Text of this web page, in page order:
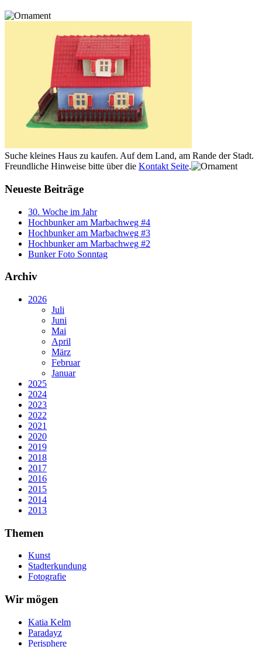
Suche kleines Haus zu kaufen. Auf dem Land, am Rande der Stadt.
Freundliche Hinweise bitte über die Kontakt Seite.
Neueste Beiträge
30. Woche im Jahr
Hochbunker am Marbachweg #4
Hochbunker am Marbachweg #3
Hochbunker am Marbachweg #2
Bunker Foto Sonntag
Archiv
2026
Juli
Juni
Mai
April
März
Februar
Januar
2025
2024
2023
2022
2021
2020
2019
2018
2017
2016
2015
2014
2013
Themen
Kunst
Stadterkundung
Fotografie
Wir mögen
Katia Kelm
Paradayz
Perisphere